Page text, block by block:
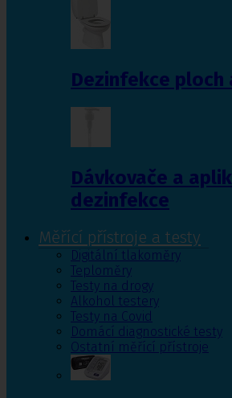
Dezinfekce ploch
Dávkovače a
dezinfekce
Měřící přístroje a testy
Digitální tlakoměry
Teploměry
Testy na drogy
Alkohol testery
Testy na Covid
Domácí diagnostické testy
Ostatní měřící přístroje